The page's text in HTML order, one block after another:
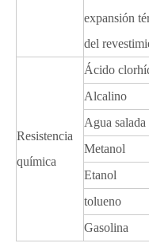
expansión
del
Resistencia
química
Ácido
Alcalino
Agua salada
Metanol
Etanol
tolueno
Gasolina